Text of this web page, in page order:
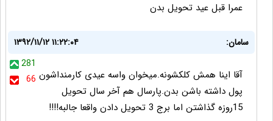
عمرا قبل عید تحویل بدن
سامان:
۱۳۹۲/۱۱/۱۲ ۱۱:۲۲:۰۴
281
66 آقا اینا همش کلکشونه.میخوان واسه عیدی کارمنداشون
پول داشته باشن بدن.پارسال هم آخر سال تحویل
15روزه گذاشتن اما برج 3 تحویل دادن واقعا جالبه!!!!